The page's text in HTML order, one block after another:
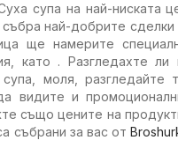
супа на най-ниската
събра най-добрите
ще намерите
като . Разгледахте
моля, разгледайте
видите и
също цените на
събрани за вас от